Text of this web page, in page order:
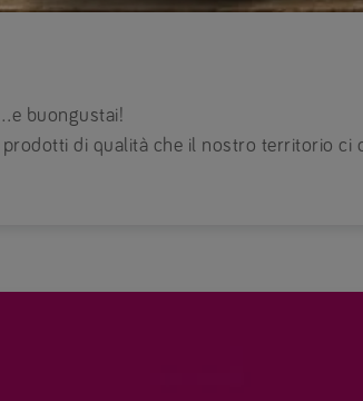
buongustai!
di qualità che il nostro territorio ci